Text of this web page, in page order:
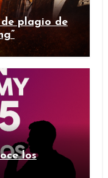
plagio de
los